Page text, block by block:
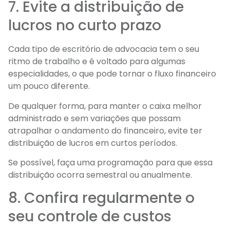
7. Evite a distribuição de
lucros no curto prazo
Cada tipo de escritório de advocacia tem o seu
ritmo de trabalho e é voltado para algumas
especialidades, o que pode tornar o fluxo financeiro
um pouco diferente.
De qualquer forma, para manter o caixa melhor
administrado e sem variações que possam
atrapalhar o andamento do financeiro, evite ter
distribuição de lucros em curtos períodos.
Se possível, faça uma programação para que essa
distribuição ocorra semestral ou anualmente.
8. Confira regularmente o
seu controle de custos